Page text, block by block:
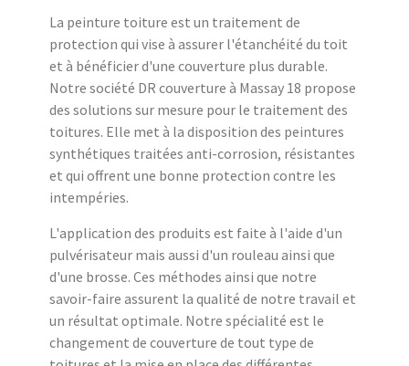
La peinture toiture est un traitement de
protection qui vise à assurer l'étanchéité du toit
et à bénéficier d'une couverture plus durable.
Notre société DR couverture à Massay 18 propose
des solutions sur mesure pour le traitement des
toitures. Elle met à la disposition des peintures
synthétiques traitées anti-corrosion, résistantes
et qui offrent une bonne protection contre les
intempéries.
L'application des produits est faite à l'aide d'un
pulvérisateur mais aussi d'un rouleau ainsi que
d'une brosse. Ces méthodes ainsi que notre
savoir-faire assurent la qualité de notre travail et
un résultat optimale. Notre spécialité est le
changement de couverture de tout type de